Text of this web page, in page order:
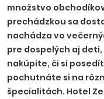
množstvo
prechádzkou sa
nachádza vo
pre dospelých aj
nakúpite, či si
pochutnáte si na
špecialitách. Hotel